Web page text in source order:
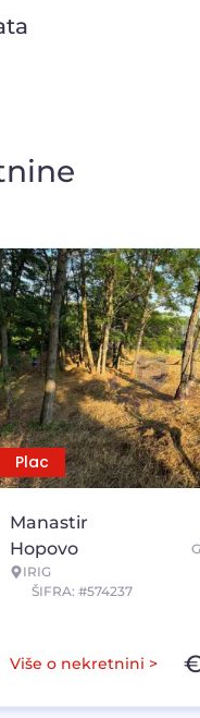
Plac
Manastir
Hopovo
IRIG
ŠIFRA: #574237
Više o nekretnini >